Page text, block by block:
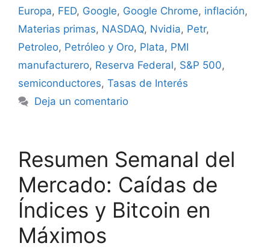
Europa, FED, Google, Google Chrome, inflación,
Materias primas, NASDAQ, Nvidia, Petr,
Petroleo, Petróleo y Oro, Plata, PMI
manufacturero, Reserva Federal, S&P 500,
semiconductores, Tasas de Interés
Deja un comentario
Resumen Semanal del
Mercado: Caídas de
Índices y Bitcoin en
Máximos